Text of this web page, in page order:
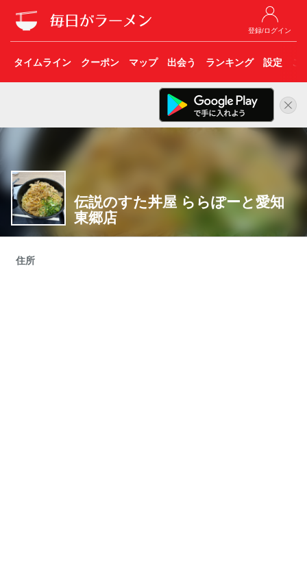
登録/ログイン
タイムライン クーポン マップ 出会う ランキング 設定 こ
伝説のすた丼屋 ららぽーと愛知
東郷店
住所